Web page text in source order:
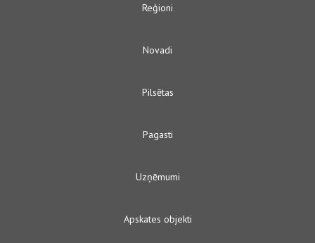
Reģioni
Novadi
Pilsētas
Pagasti
Uzņēmumi
Apskates objekti